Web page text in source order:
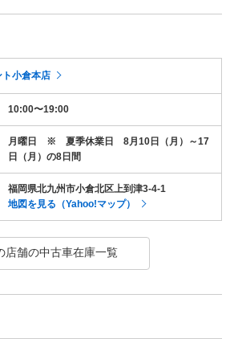
小倉本店
10:00〜19:00
月曜日 ※ 夏季休業日 8月10日（月）～17
日（月）の8日間
福岡県北九州市小倉北区上到津3-4-1
地図を見る（Yahoo!マップ）
店舗の中古車在庫一覧